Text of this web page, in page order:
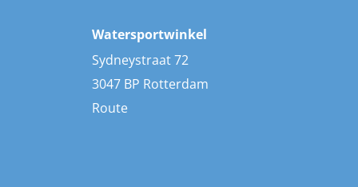
Watersportwinkel
Sydneystraat 72
3047 BP Rotterdam
Route